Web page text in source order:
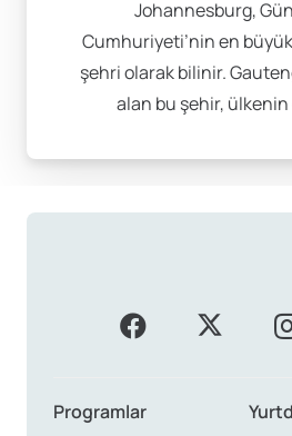
seviyeye çıkarmanıza yardımcı
dönemlik eğitim seçenekleri ile
kendinize uygun hale
sadece dil eğitimi sunmakla
öğrenimi eğlenceli hale getirir.
avantajlarından biri, doğal
ve çeşitli macera sporlarını
Johannesburg,
Cumhuriyeti’nin en
şehri olarak bilinir.
alan bu şehir,
Programlar